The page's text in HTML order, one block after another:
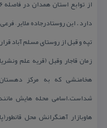
دارد . این روستادرجاده ملایر –
تپه و قبل از روستای مسلم آباد
زمان قاجار وقبل (قریه علم
هخامنشی كه به مركز
شداست.اسامی محله هایش
هاوبازار آهنگرانش محل